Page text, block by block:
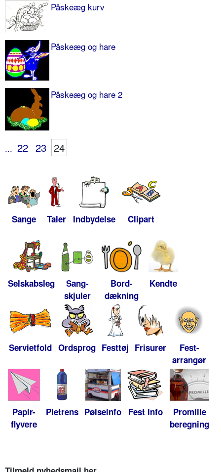
Påskeæg kurv
Påskeæg og hare
Påskeæg og hare 2
... 22 23 24
Sange Taler Indbydelse Clipart
Selskabsleg
Sang-
skjuler
Bord-
dækning
Kendte
Servietfold Ordsprog Festtøj Frisurer
Fest-
arrangør
Papir-
flyvere
Pletrens Pølseinfo Fest info
Promille
beregning